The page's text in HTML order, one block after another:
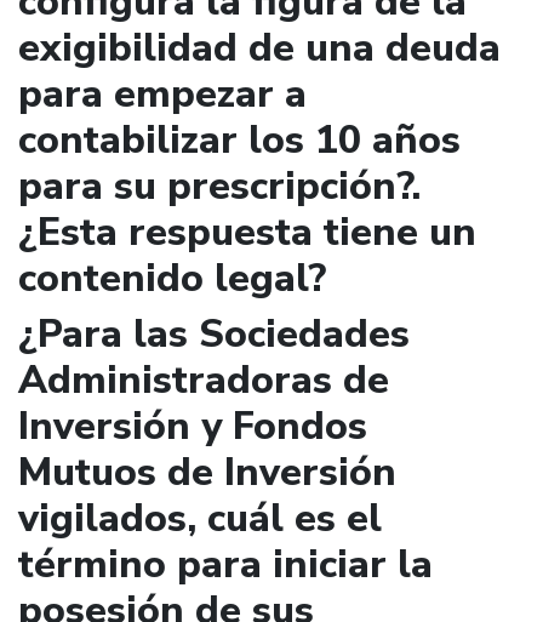
exigibilidad de una deuda
para empezar a
contabilizar los 10 años
para su prescripción?.
¿Esta respuesta tiene un
contenido legal?
¿Para las Sociedades
Administradoras de
Inversión y Fondos
Mutuos de Inversión
vigilados, cuál es el
término para iniciar la
posesión de sus